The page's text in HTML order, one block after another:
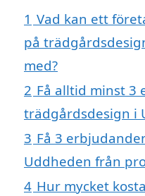
1 Vad kan ett
på
med?
2 Få alltid minst 3
trädgårdsdesign i
3 Få 3
Uddheden från
4 Hur mycket